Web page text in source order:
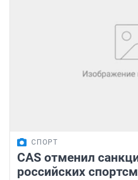
СПОРТ
CAS отменил
российских